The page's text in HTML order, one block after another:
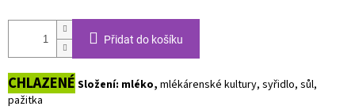
Přidat do košíku
CHLAZENÉ Složení: mléko, mlékárenské kultury, syřidlo, sůl,
pažitka